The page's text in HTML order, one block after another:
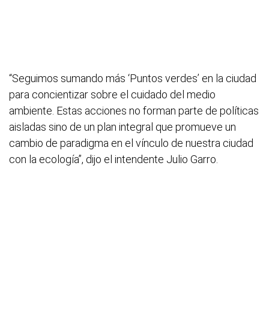
“Seguimos sumando más ‘Puntos verdes’ en la ciudad
para concientizar sobre el cuidado del medio
ambiente. Estas acciones no forman parte de políticas
aisladas sino de un plan integral que promueve un
cambio de paradigma en el vínculo de nuestra ciudad
con la ecología”, dijo el intendente Julio Garro.